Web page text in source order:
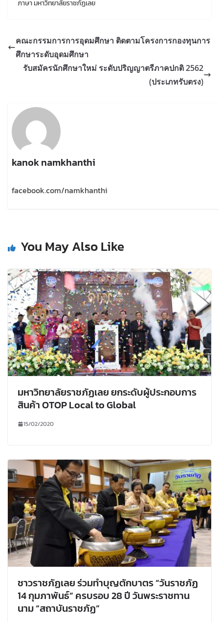
ภาษา มหาวิทยาลัยราชภัฏเลย
คณะกรรมการการอุดมศึกษา ติดตามโครงการกองทุนการ
ศึกษาระดับอุดมศึกษา
รับสมัครนักศึกษาใหม่ ระดับปริญญาตรีภาคปกติ 2562
(ประเภทรับตรง)
kanok namkhanthi
facebook.com/namkhanthi
You May Also Like
มหาวิทยาลัยราชภัฏเลย ยกระดับผู้ประกอบการ
สินค้า OTOP Local to Global
15/02/2020
ชาวราชภัฏเลย ร่วมทำบุญตักบาตร “วันราชภัฏ
14 กุมภาพันธ์” ครบรอบ 28 ปี วันพระราชทาน
นาม “สถาบันราชภัฏ”